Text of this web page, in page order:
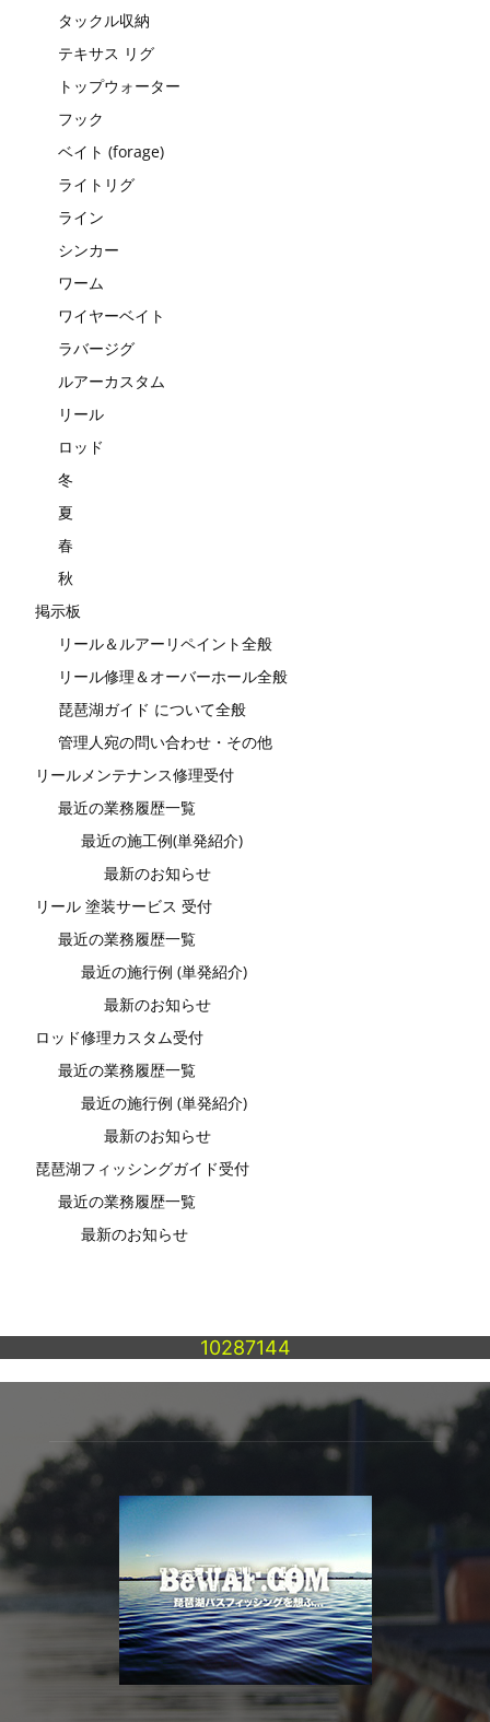
タックル収納
テキサス リグ
トップウォーター
フック
ベイト (forage)
ライトリグ
ライン
シンカー
ワーム
ワイヤーベイト
ラバージグ
ルアーカスタム
リール
ロッド
冬
夏
春
秋
掲示板
リール＆ルアーリペイント全般
リール修理＆オーバーホール全般
琵琶湖ガイド について全般
管理人宛の問い合わせ・その他
リールメンテナンス修理受付
最近の業務履歴一覧
最近の施工例(単発紹介)
最新のお知らせ
リール 塗装サービス 受付
最近の業務履歴一覧
最近の施行例 (単発紹介)
最新のお知らせ
ロッド修理カスタム受付
最近の業務履歴一覧
最近の施行例 (単発紹介)
最新のお知らせ
琵琶湖フィッシングガイド受付
最近の業務履歴一覧
最新のお知らせ
10287144